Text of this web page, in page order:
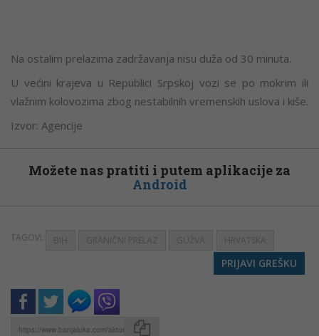
Na ostalim prelazima zadržavanja nisu duža od 30 minuta.
U većini krajeva u Republici Srpskoj vozi se po mokrim ili
vlažnim kolovozima zbog nestabilnih vremenskih uslova i kiše.
Izvor: Agencije
Možete nas pratiti i putem aplikacije za
Android
TAGOVI: BIH GRANIČNI PRELAZ GUŽVA HRVATSKA
PRIJAVI GREŠKU